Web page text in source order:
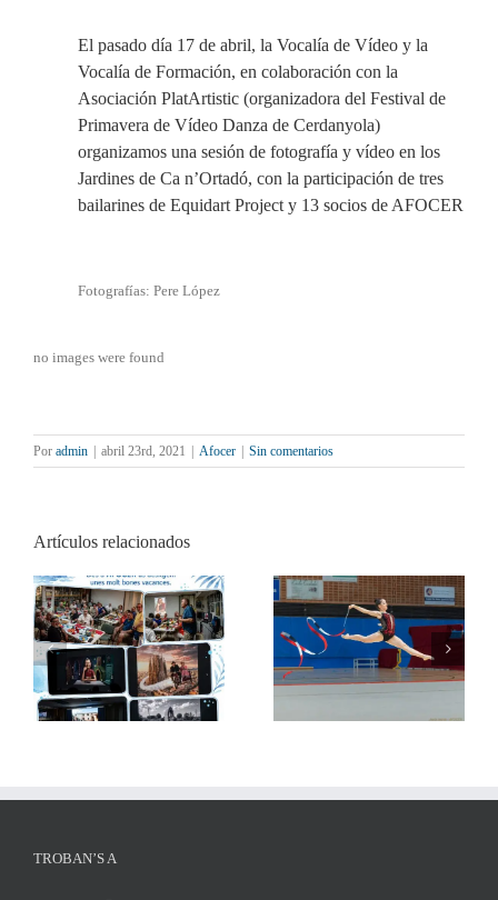
El pasado día 17 de abril, la Vocalía de Vídeo y la
Vocalía de Formación, en colaboración con la
Asociación PlatArtistic (organizadora del Festival de
Primavera de Vídeo Danza de Cerdanyola)
organizamos una sesión de fotografía y vídeo en los
Jardines de Ca n’Ortadó, con la participación de tres
bailarines de Equidart Project y 13 socios de AFOCER
Fotografías: Pere López
no images were found
Por admin | abril 23rd, 2021 | Afocer | Sin comentarios
Artículos relacionados
AFOCER col·labora
amb diverses entitats en
activitats de final de
curs
Xerrada de Xavi Llop:
Què puc fotografiar i
TROBAN’S A